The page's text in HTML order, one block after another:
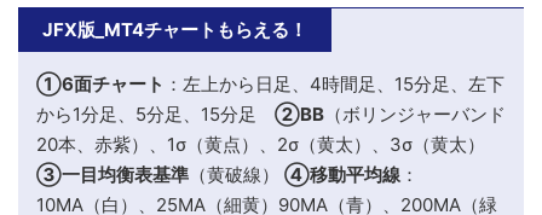
JFX版_MT4チャートもらえる！
①6面チャート ：左上から日足、4時間足、15分足、左下
から1分足、5分足、15分足 ②BB （ボリンジャーバンド
20本、赤紫）、1σ（黄点）、2σ（黄太）、3σ（黄太）
③一目均衡表基準 （黄破線） ④移動平均線 ：
10MA（白）、25MA（細黄）90MA（青）、200MA（緑